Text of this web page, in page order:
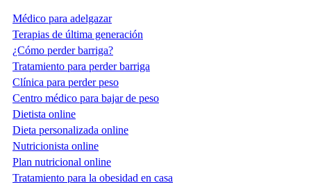
Médico para adelgazar
Terapias de última generación
¿Cómo perder barriga?
Tratamiento para perder barriga
Clínica para perder peso
Centro médico para bajar de peso
Dietista online
Dieta personalizada online
Nutricionista online
Plan nutricional online
Tratamiento para la obesidad en casa